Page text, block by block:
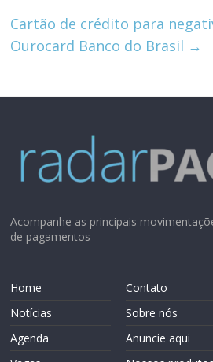
p
Cartão de crédito para
Ourocard Banco do Brasil →
Acompanhe as principais
de pagamentos
Home
Notícias
Agenda
Contato
Sobre nós
Anuncie aqui